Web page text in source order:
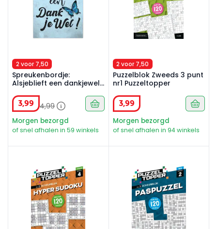
2 voor 7,50
Spreukenbordje:
Alsjeblieft een dankjewel!
Tekstbord
3,99 4,99
Morgen bezorgd
of snel afhalen in 59 winkels
2 voor 7,50
Puzzelblok Zweeds 3 punt
nr1 Puzzeltopper
3,99
Morgen bezorgd
of snel afhalen in 94 winkels